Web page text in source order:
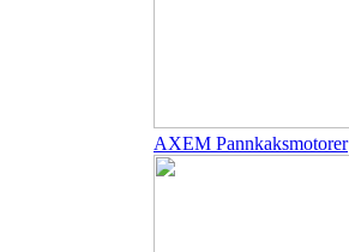
AXEM Pannkaksmotorer